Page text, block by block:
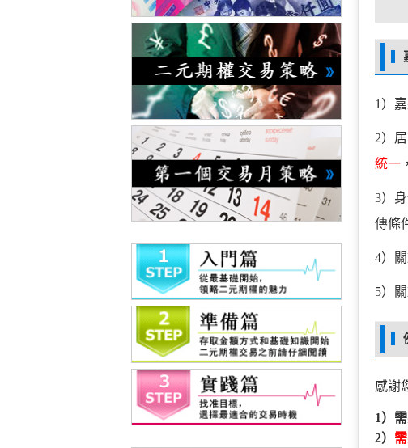
1）
2）
統一
3）
傳條
4）
5）
感謝
1）
2）